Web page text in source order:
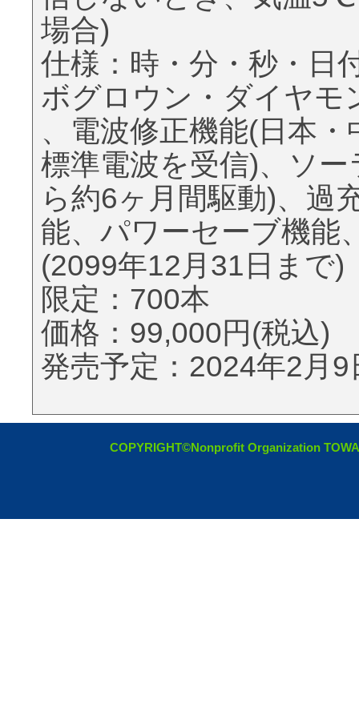
場合)
仕様：時・分・秒・日
ボグロウン・ダイヤモ
、電波修正機能(日本
標準電波を受信)、ソ
ら約6ヶ月間駆動)、過
能、パワーセーブ機能
(2099年12月31日まで)
限定：700本
価格：99,000円(税込)
発売予定：2024年2月9
COPYRIGHT©Nonprofit Organization